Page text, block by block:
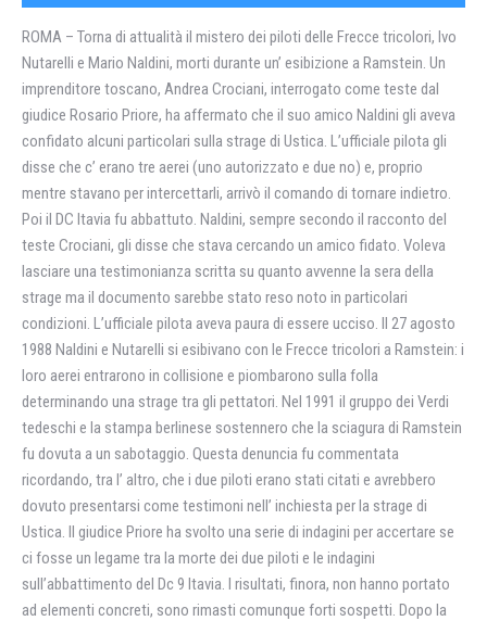
ROMA – Torna di attualità il mistero dei piloti delle Frecce tricolori, Ivo
Nutarelli e Mario Naldini, morti durante un’ esibizione a Ramstein. Un
imprenditore toscano, Andrea Crociani, interrogato come teste dal
giudice Rosario Priore, ha affermato che il suo amico Naldini gli aveva
confidato alcuni particolari sulla strage di Ustica. L’ufficiale pilota gli
disse che c’ erano tre aerei (uno autorizzato e due no) e, proprio
mentre stavano per intercettarli, arrivò il comando di tornare indietro.
Poi il DC Itavia fu abbattuto. Naldini, sempre secondo il racconto del
teste Crociani, gli disse che stava cercando un amico fidato. Voleva
lasciare una testimonianza scritta su quanto avvenne la sera della
strage ma il documento sarebbe stato reso noto in particolari
condizioni. L’ufficiale pilota aveva paura di essere ucciso. Il 27 agosto
1988 Naldini e Nutarelli si esibivano con le Frecce tricolori a Ramstein: i
loro aerei entrarono in collisione e piombarono sulla folla
determinando una strage tra gli pettatori. Nel 1991 il gruppo dei Verdi
tedeschi e la stampa berlinese sostennero che la sciagura di Ramstein
fu dovuta a un sabotaggio. Questa denuncia fu commentata
ricordando, tra l’ altro, che i due piloti erano stati citati e avrebbero
dovuto presentarsi come testimoni nell’ inchiesta per la strage di
Ustica. Il giudice Priore ha svolto una serie di indagini per accertare se
ci fosse un legame tra la morte dei due piloti e le indagini
sull’abbattimento del Dc 9 Itavia. I risultati, finora, non hanno portato
ad elementi concreti, sono rimasti comunque forti sospetti. Dopo la